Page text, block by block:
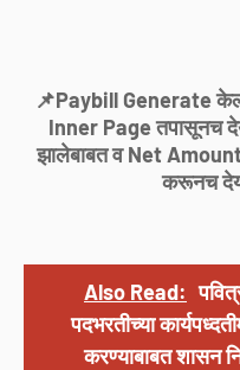
📌Paybill Generate
Inner Page तपासूनच
झालेबाबत व Net Amount
करूनच
Also Read:
पदभरतीच्या
करण्याबाबत शासन